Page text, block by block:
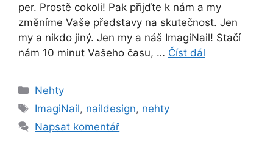
per. Prostě cokoli! Pak přijďte k nám a my
změníme Vaše představy na skutečnost. Jen
my a nikdo jiný. Jen my a náš ImagiNail! Stačí
nám 10 minut Vašeho času, … Číst dál
Rubriky
Nehty
Štítky
ImagiNail, naildesign, nehty
Napsat komentář